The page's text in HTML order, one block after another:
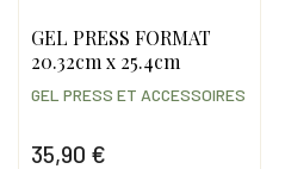
GEL PRESS FORMAT
20.32cm x 25.4cm
35,90 €
GEL PRESS ET ACCESSOIRES